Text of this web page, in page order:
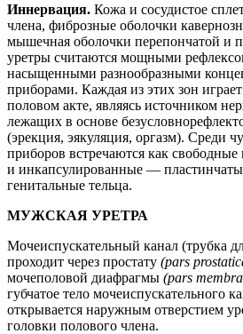
Иннервация. Кожа и сосудистое
члена, фиброзные оболочки
мышечная оболочки перепончатой и
уретры считаются мощными
насыщенными разнообразными
приборами. Каждая из этих зон
половом акте, являясь источником
лежащих в основе
(эрекция, эякуляция, оргазм). Среди
приборов встречаются как
и инкапсулированные —
генитальные тельца.
МУЖСКАЯ УРЕТРА
Мочеиспускательный канал (трубка
проходит через простату (pars
мочеполовой диафрагмы (pars
губчатое тело мочеиспускательного
открывается наружным отверстием
головки полового члена.